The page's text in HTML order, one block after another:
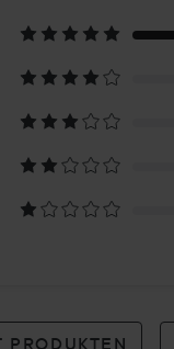
PRODUKTEN